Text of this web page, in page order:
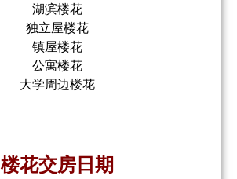
湖滨楼花
独立屋楼花
镇屋楼花
公寓楼花
大学周边楼花
楼花交房日期